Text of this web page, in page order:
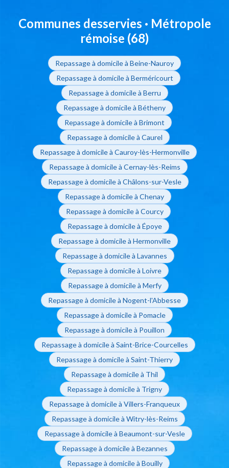
Communes desservies · Métropole
rémoise (68)
Repassage à domicile à Beine-Nauroy
Repassage à domicile à Berméricourt
Repassage à domicile à Berru
Repassage à domicile à Bétheny
Repassage à domicile à Brimont
Repassage à domicile à Caurel
Repassage à domicile à Cauroy-lès-Hermonville
Repassage à domicile à Cernay-lès-Reims
Repassage à domicile à Châlons-sur-Vesle
Repassage à domicile à Chenay
Repassage à domicile à Courcy
Repassage à domicile à Époye
Repassage à domicile à Hermonville
Repassage à domicile à Lavannes
Repassage à domicile à Loivre
Repassage à domicile à Merfy
Repassage à domicile à Nogent-l'Abbesse
Repassage à domicile à Pomacle
Repassage à domicile à Pouillon
Repassage à domicile à Saint-Brice-Courcelles
Repassage à domicile à Saint-Thierry
Repassage à domicile à Thil
Repassage à domicile à Trigny
Repassage à domicile à Villers-Franqueux
Repassage à domicile à Witry-lès-Reims
Repassage à domicile à Beaumont-sur-Vesle
Repassage à domicile à Bezannes
Repassage à domicile à Bouilly